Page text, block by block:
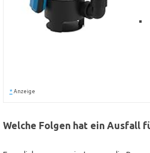
* Anzeige
Welche Folgen hat ein Ausfall